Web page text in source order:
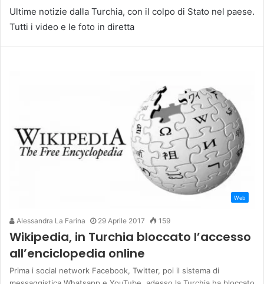
Ultime notizie dalla Turchia, con il colpo di Stato nel paese.
Tutti i video e le foto in diretta
Web
Alessandra La Farina 29 Aprile 2017 159
Wikipedia, in Turchia bloccato l’accesso
all’enciclopedia online
Prima i social network Facebook, Twitter, poi il sistema di